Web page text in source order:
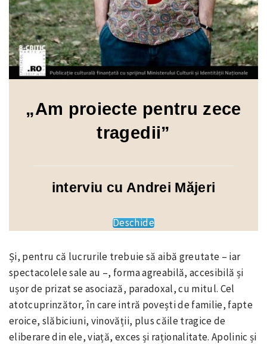
„Am proiecte pentru zece
tragedii”
interviu cu Andrei Măjeri
Deschide
Și, pentru că lucrurile trebuie să aibă greutate – iar
spectacolele sale au –, forma agreabilă, accesibilă și
ușor de prizat se asociază, paradoxal, cu mitul. Cel
atotcuprinzător, în care intră povești de familie, fapte
eroice, slăbiciuni, vinovății, plus căile tragice de
eliberare din ele, viață, exces și raționalitate. Apolinic și